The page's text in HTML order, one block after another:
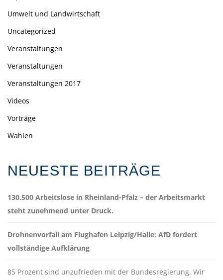
Umwelt und Landwirtschaft
Uncategorized
Veranstaltungen
Veranstaltungen
Veranstaltungen 2017
Videos
Vorträge
Wahlen
NEUESTE BEITRÄGE
130.500 Arbeitslose in Rheinland-Pfalz – der Arbeitsmarkt
steht zunehmend unter Druck.
Drohnenvorfall am Flughafen Leipzig/Halle: AfD fordert
vollständige Aufklärung
85 Prozent sind unzufrieden mit der Bundesregierung. Wir